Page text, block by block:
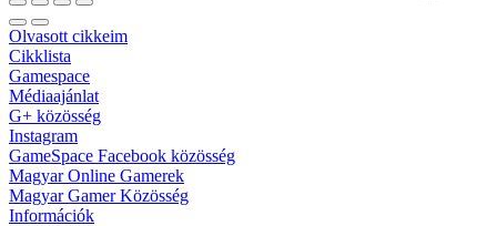
Olvasott cikkeim
Cikklista
Gamespace
Médiaajánlat
G+ közösség
Instagram
GameSpace Facebook közösség
Magyar Online Gamerek
Magyar Gamer Közösség
Információk